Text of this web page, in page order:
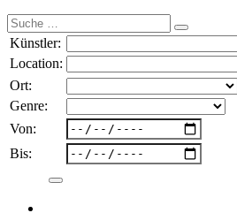
Suche
nach:
Künstler:
Location:
Ort:
Genre:
Von:
Bis: